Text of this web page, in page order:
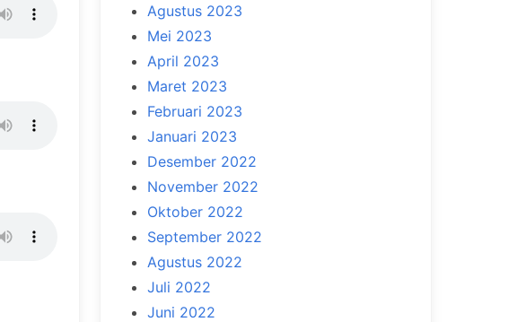
Agustus 2023
Mei 2023
April 2023
Maret 2023
Februari 2023
Januari 2023
Desember 2022
November 2022
Oktober 2022
September 2022
Agustus 2022
Juli 2022
Juni 2022